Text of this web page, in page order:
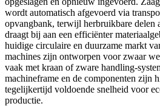
wordt automatisch afgevoerd via
opvangbank, terwijl herbruikbare delen
draagt bij aan een efficiënter
huidige circulaire en duurzame markt
machines zijn ontworpen voor zwaar
vaak met kraan of zware handling-
machineframe en de componenten zijn
tegelijkertijd voldoende snelheid voor
productie.